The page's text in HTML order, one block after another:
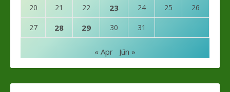
20 21 22 23 24 25 26
27 28 29 30 31
« Apr Jūn »